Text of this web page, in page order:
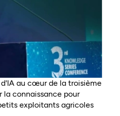
au cœur de la troisième
la connaissance pour
exploitants agricoles